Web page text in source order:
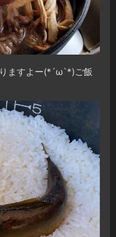
ますよー(*´ω`*)ご飯